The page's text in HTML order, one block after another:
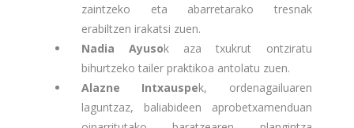
zaintzeko eta abarretarako tresnak
erabiltzen irakatsi zuen.
Nadia Ayusok aza txukrut ontziratu
bihurtzeko tailer praktikoa antolatu zuen.
Alazne Intxauspek, ordenagailuaren
laguntzaz, baliabideen aprobetxamenduan